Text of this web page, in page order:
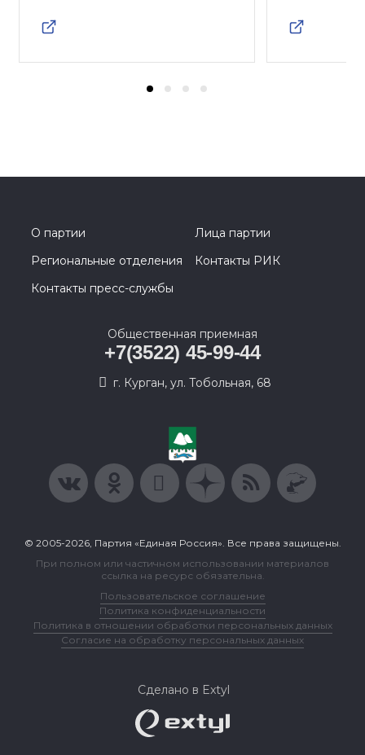
О партии
Лица партии
Региональные отделения
Контакты РИК
Контакты пресс-службы
Общественная приемная
+7(3522) 45-99-44
г. Курган, ул. Тобольная, 68
© 2005-2026, Партия «Единая Россия». Все права защищены.
При полном или частичном использовании материалов
ссылка на ресурс обязательна.
Пользовательское соглашение
Политика конфиденциальности
Политика в отношении обработки персональных данных
Согласие на обработку персональных данных
Сделано в Extyl